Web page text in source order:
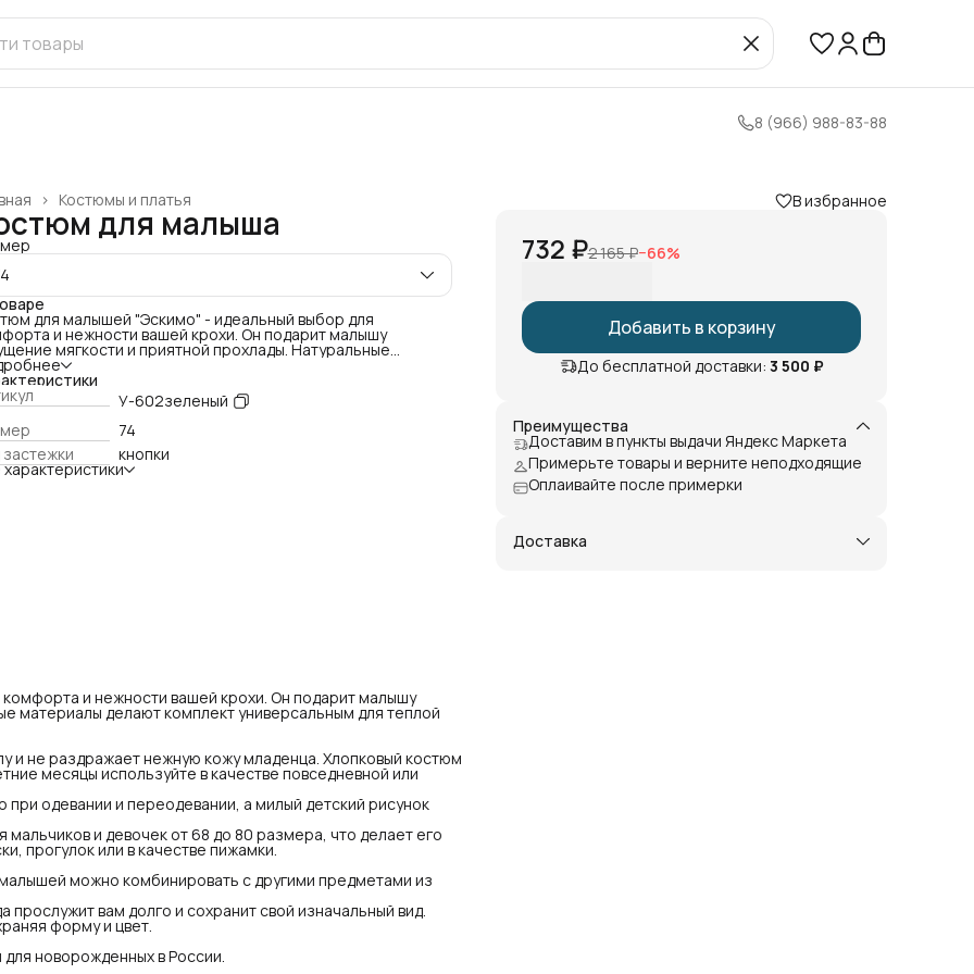
8 (966) 988-83-88
Костюмы и платья
›
для малыша
для малышей "Эскимо" - идеальный выбор для
и нежности вашей крохи. Он подарит малышу
мягкости и приятной прохлады. Натуральные
делают комплект универсальным для теплой весны
костюм для малышей из хлопка приятен к телу и не
нежную кожу младенца. Хлопковый костюм для
можно использовать в любой сезон - в летние месяцы
в качестве повседневной или домашней одежды
или для игр.
застежка на плече обеспечивает удобство при
в России.
У-602зеленый
74
застежки
кнопки
В избранное
732 ₽2 165 ₽−66%
Добавить в корзину
До бесплатной доставки: 3 500 ₽
Преимущества
Доставим в пункты выдачи Яндекс Маркета
Примерьте товары и верните неподходящие
Оплаивайте после примерки
Доставка
и нежности вашей крохи. Он подарит малышу
материалы делают комплект универсальным для теплой
и не раздражает нежную кожу младенца. Хлопковый костюм
месяцы используйте в качестве повседневной или
одевании и переодевании, а милый детский рисунок
и девочек от 68 до 80 размера, что делает его
прогулок или в качестве пижамки.
можно комбинировать с другими предметами из
вам долго и сохранит свой изначальный вид.
форму и цвет.
новорожденных в России.